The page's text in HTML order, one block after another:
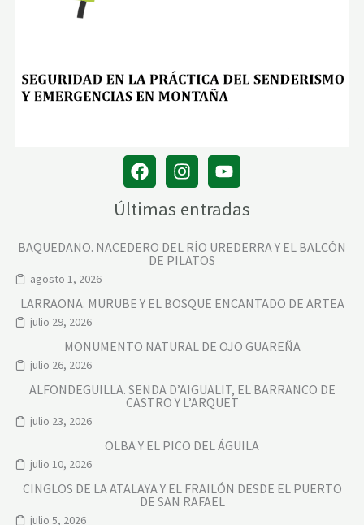
Últimas entradas
BAQUEDANO. NACEDERO DEL RÍO UREDERRA Y EL BALCÓN
DE PILATOS
agosto 1, 2026
LARRAONA. MURUBE Y EL BOSQUE ENCANTADO DE ARTEA
julio 29, 2026
MONUMENTO NATURAL DE OJO GUAREÑA
julio 26, 2026
ALFONDEGUILLA. SENDA D’AIGUALIT, EL BARRANCO DE
CASTRO Y L’ARQUET
julio 23, 2026
OLBA Y EL PICO DEL ÁGUILA
julio 10, 2026
CINGLOS DE LA ATALAYA Y EL FRAILÓN DESDE EL PUERTO
DE SAN RAFAEL
julio 5, 2026